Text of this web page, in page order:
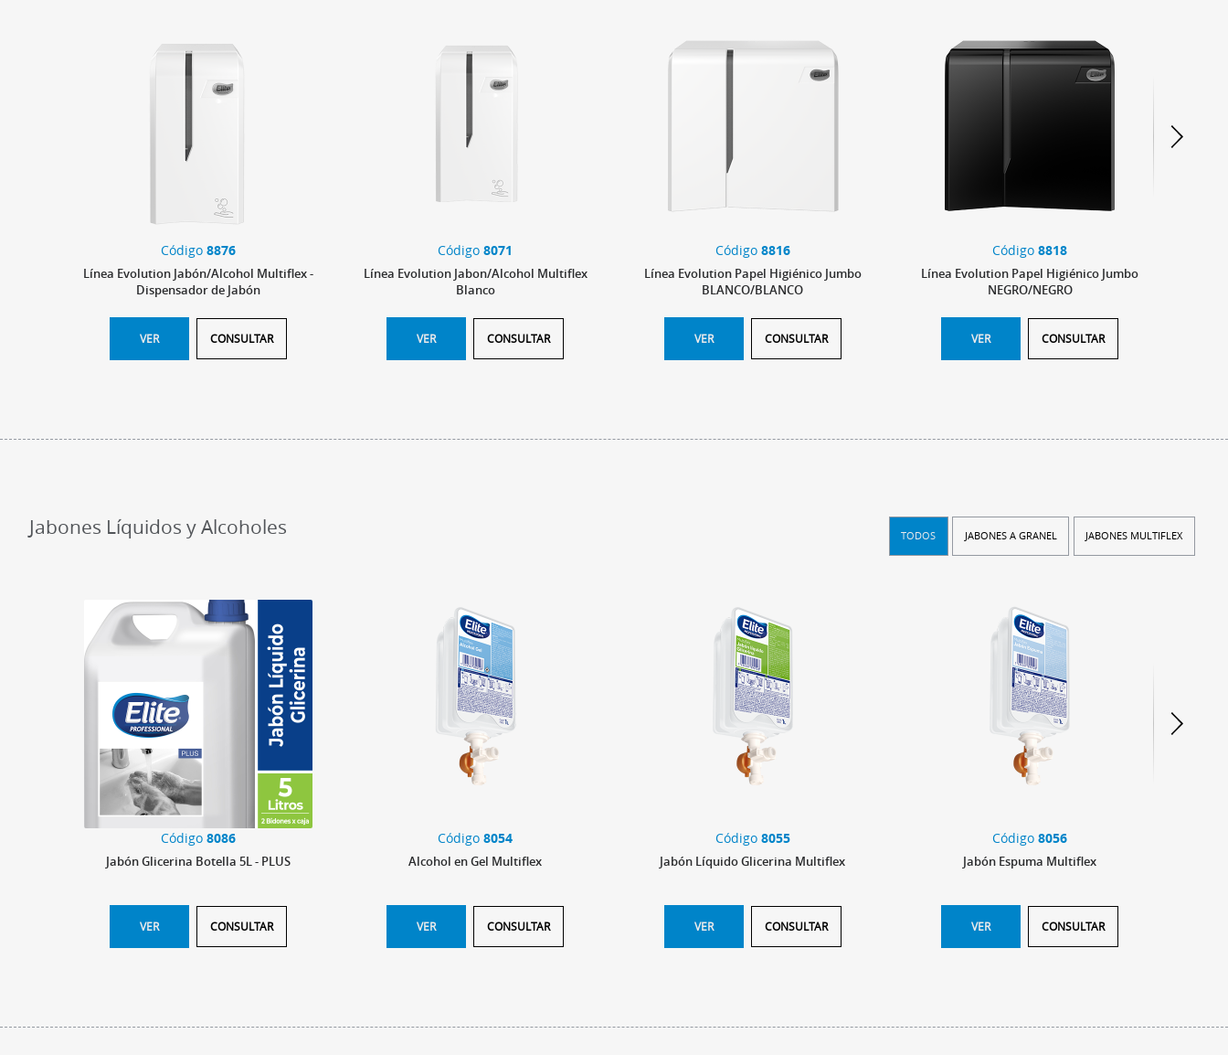
Código 8876
Línea Evolution Jabón/Alcohol Multiflex -
Dispensador de Jabón
VER CONSULTAR
Código8071
Línea Evolution Jabon/Alcohol Multiflex
Blanco
VER CONSULTAR
Código 8816
Línea Evolution Papel Higiénico Jumbo
BLANCO/BLANCO
VER CONSULTAR
Código8818
Línea Evolution Papel Higiénico Jumbo
NEGRO/NEGRO
VER CONSULTAR
Jabones Líquidos y Alcoholes TODOS JABONES A GRANEL JABONES MULTIFLEX
Código 8086
Jabón Glicerina Botella 5L - PLUS
VER CONSULTAR
Código8054
Alcohol en Gel Multiflex
VER CONSULTAR
Código 8055
Jabón Líquido Glicerina Multiflex
VER CONSULTAR
Código8056
Jabón Espuma Multiflex
VER CONSULTAR